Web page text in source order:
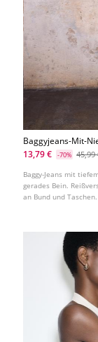
Baggyjeans-Mit-
13,79 €
-70% 45,99
Baggy-Jeans mit
gerades Bein.
an Bund und Taschen.